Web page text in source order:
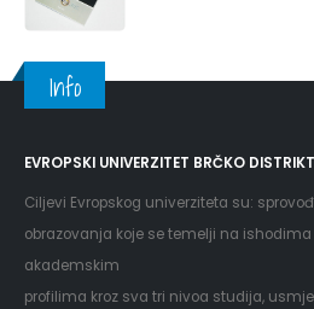
Info
EVROPSKI UNIVERZITET BRČKO DISTRIKT
Ciljevi Evropskog univerziteta su:
obrazovanja koje se temelji na
akademskim
profilima kroz sva tri nivoa studija,